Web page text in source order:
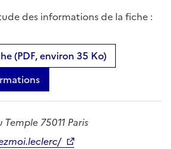
des informations de la fiche :
(PDF, environ 35 Ko)
Temple 75011 Paris